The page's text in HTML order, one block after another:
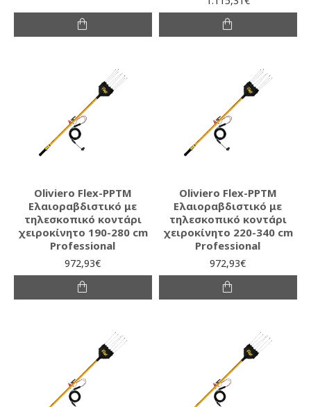
Oliviero Flex-PPTM
Ελαιοραβδιστικό με
τηλεσκοπικό κοντάρι
χειροκίνητο 190-280 cm
Professional
972,93€
Oliviero Flex-PPTM
Ελαιοραβδιστικό με
τηλεσκοπικό κοντάρι
χειροκίνητο 220-340 cm
Professional
972,93€